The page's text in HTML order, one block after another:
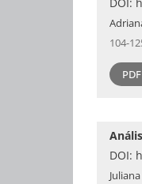
DOI:
104-
PDF
DOI: